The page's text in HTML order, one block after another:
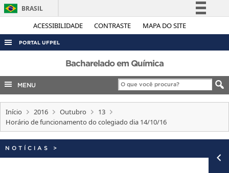
ACESSIBILIDADE CONTRASTE MAPA DO SITE
BRASIL
Simplifique!
Legislação
Canais
PORTAL UFPEL
ACESSO À INFORMAÇÃO
AUDITORIA
COBALTO
CONCURSOS
INTERNACIONAL
Bacharelado em Química
MENU
Início 2016 Outubro
13
Horário de funcionamento do colegiado dia 14/10/16
NOTÍCIAS >